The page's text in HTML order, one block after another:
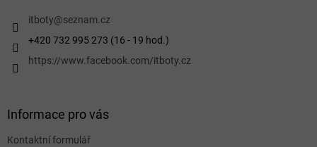
itboty@seznam.cz
+420 732 995 273 (16 - 19 hod.)
https://www.facebook.com/itboty.cz
Informace pro vás
Kontaktní formulář